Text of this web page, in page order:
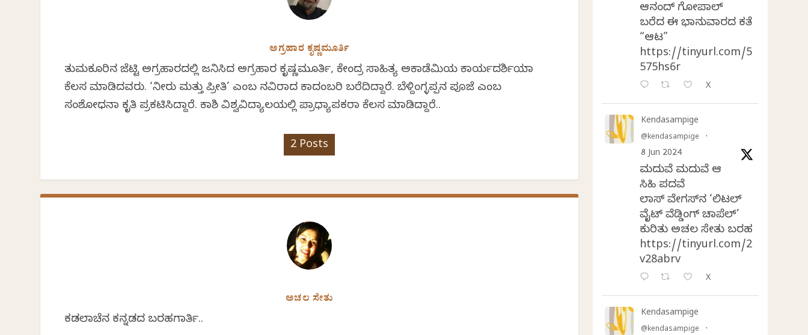
ಅಗ್ರಹಾರ ಕೃಷ್ಣಮೂರ್ತಿ
ತುಮಕೂರಿನ ಜೆಟ್ಟಿ ಅಗ್ರಹಾರದಲ್ಲಿ ಜನಿಸಿದ ಅಗ್ರಹಾರ ಕೃಷ್ಣಮೂರ್ತಿ, ಕೇಂದ್ರ ಸಾಹಿತ್ಯ ಅಕಾಡೆಮಿಯ ಕಾರ್ಯದರ್ಶಿಯಾಗಿ
ಕೆಲಸ ಮಾಡಿದವರು. ‘ನೀರು ಮತ್ತು ಪ್ರೀತಿ’ ಎಂಬ ನವಿರಾದ ಕಾದಂಬರಿ ಬರೆದಿದ್ದಾರೆ. ಬೆಳ್ದಿಂಗ್ಳಪ್ಪನ ಪೂಜೆ ಎಂಬ
ಸಂಶೋಧನಾ ಕೃತಿ ಪ್ರಕಟಿಸಿದ್ದಾರೆ. ಕಾಶಿ ವಿಶ್ವವಿದ್ಯಾಲಯಲ್ಲಿ ಪ್ರಾಧ್ಯಾಪಕರಾಗಿ ಕೆಲಸ ಮಾಡಿದ್ದಾರೆ..
2 Posts
ಅಚಲ ಸೇತು
ಕಡಲಾಚೆಗಿನ ಕನ್ನಡದ ಬರಹಗಾರ್ತಿ..
ಆನಂದ್‌ ಗೋಪಾಲ್‌
ಬರೆದ ಈ ಭಾನುವಾರದ ಕತೆ
“ಆಟ”
https://tinyurl.com/5
575hs6r
X
Kendasampige
@kendasampige ·
8 Jun 2024
ಮದುವೆ ಮದುವೆ ಆ
ಸಿಹಿ ಪದವೆ
ಲಾಸ್‌ ವೇಗಸ್‌ನ ‘ಲಿಟಲ್
ವೈಟ್ ವೆಡ್ಡಿಂಗ್ ಚಾಪೆಲ್’
ಕುರಿತು ಅಚಲ ಸೇತು ಬರಹ
https://tinyurl.com/2
v28abrv
X
Kendasampige
@kendasampige ·